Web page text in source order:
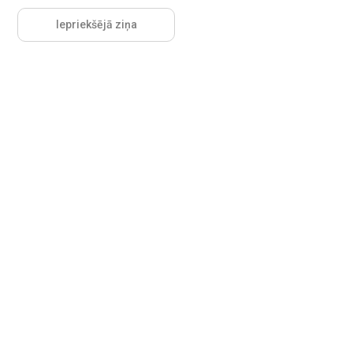
Iepriekšējā ziņa